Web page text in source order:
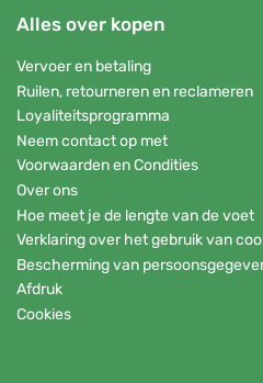
Alles over kopen
Vervoer en betaling
Ruilen, retourneren en reclameren
Loyaliteitsprogramma
Neem contact op met
Voorwaarden en Condities
Over ons
Hoe meet je de lengte van de voet
Verklaring over het gebruik van
Bescherming van
Afdruk
Cookies